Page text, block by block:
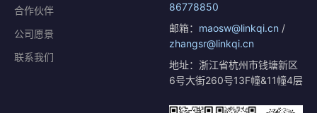
合作伙伴
公司愿景
联系我们
86778850
邮箱： maosw@linkqi.cn /
zhangsr@linkqi.cn
地址：浙江省杭州市钱塘新区
6号大街260号13F幢&11幢4层